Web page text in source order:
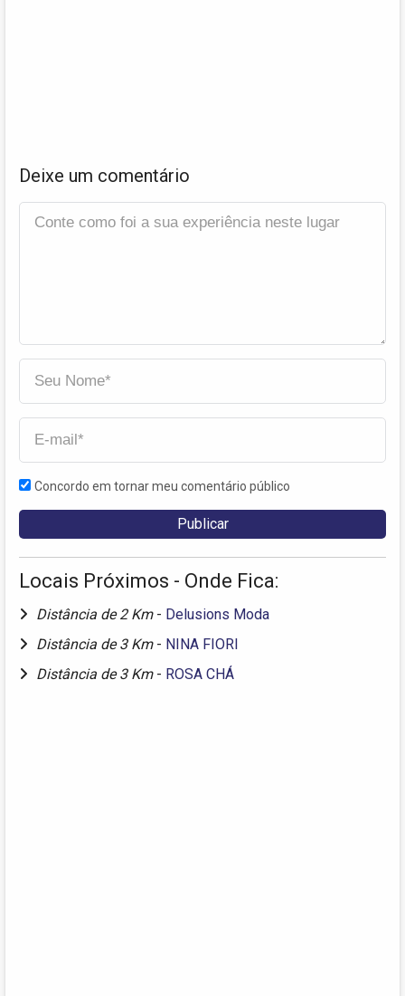
Deixe um comentário
Concordo em tornar meu comentário público
Locais Próximos - Onde Fica:
Distância de 2 Km - Delusions Moda
Distância de 3 Km - NINA FIORI
Distância de 3 Km - ROSA CHÁ